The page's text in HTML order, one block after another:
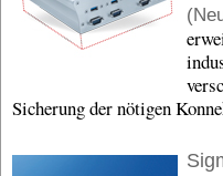
Sicherung der nötigen